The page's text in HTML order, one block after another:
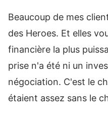
Beaucoup de mes
des Heroes. Et elles
financière la plus
prise n'a été ni un
négociation. C'est le
étaient assez sans le